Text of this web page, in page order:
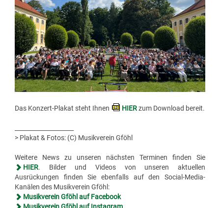
Das Konzert-Plakat steht Ihnen HIERzum Download bereit.
> Plakat & Fotos: (C) Musikverein Gföhl
Weitere News zu unseren nächsten Terminen finden Sie
HIER. Bilder und Videos von unseren aktuellen
Ausrückungen finden Sie ebenfalls auf den Social-Media-
Kanälen des Musikverein Gföhl:
Musikverein Gföhl auf Facebook
Musikverein Gföhl auf Instagram